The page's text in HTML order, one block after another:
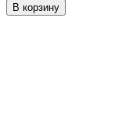
В корзину